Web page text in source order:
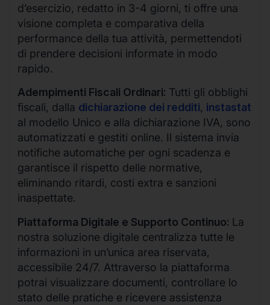
d’esercizio, redatto in 3-4 giorni, ti offre una
visione completa e comparativa della
performance della tua attività, permettendoti
di prendere decisioni informate in modo
rapido.
Adempimenti Fiscali Ordinari: Tutti gli obblighi
fiscali, dalla dichiarazione dei redditi, instastat
al modello Unico e alla dichiarazione IVA, sono
automatizzati e gestiti online. Il sistema invia
notifiche automatiche per ogni scadenza e
garantisce il rispetto delle normative,
eliminando ritardi, costi extra e sanzioni
inaspettate.
Piattaforma Digitale e Supporto Continuo: La
nostra soluzione digitale centralizza tutte le
informazioni in un’unica area riservata,
accessibile 24/7. Attraverso la piattaforma
potrai visualizzare documenti, controllare lo
stato delle pratiche e ricevere assistenza